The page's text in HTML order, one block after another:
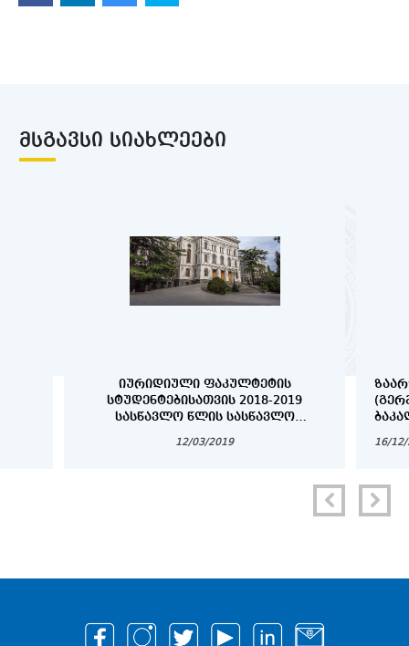
ᲛᲡᲒᲐᲕᲡᲘ ᲡᲘᲐᲮᲚᲔᲔᲑᲘ
ᲘᲣᲠᲘᲓᲘᲣᲚᲘ ᲤᲐᲙᲣᲚᲢᲔᲢᲘᲡ
ᲡᲢᲣᲓᲔᲜᲢᲔᲑᲘᲡᲐᲗᲕᲘᲡ 2018-2019
ᲡᲐᲡᲬᲐᲕᲚᲝ ᲬᲚᲘᲡ ᲡᲐᲡᲬᲐᲕᲚᲝ
12/03/2019 16/